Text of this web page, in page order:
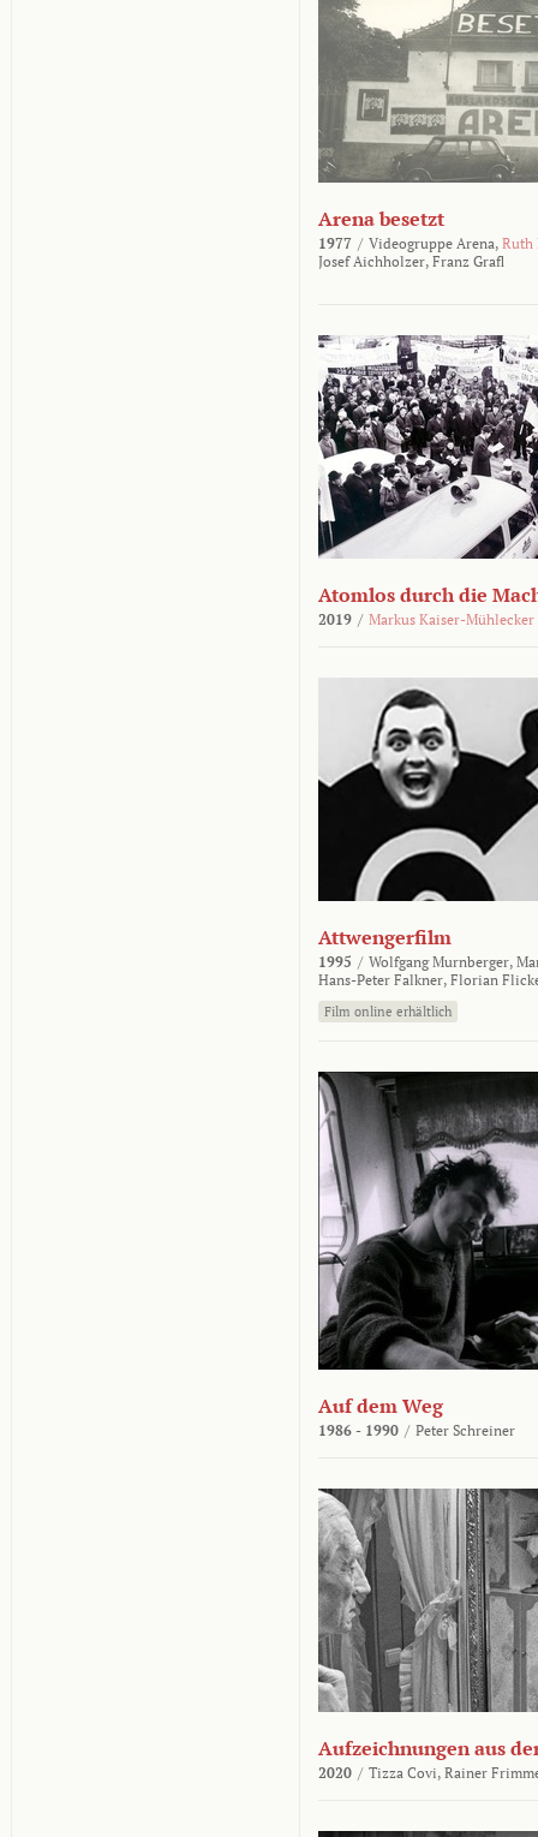
Arena besetzt
1977 / Videogruppe Arena, Ruth
Josef Aichholzer, Franz Grafl
Atomlos durch die
2019 / Markus Kaiser-Mühlecker
Attwengerfilm
1995 / Wolfgang Murnberger,
Hans-Peter Falkner, Florian
Film online erhältlich
Auf dem Weg
1986 - 1990 / Peter Schreiner
Aufzeichnungen aus
2020 / Tizza Covi, Rainer